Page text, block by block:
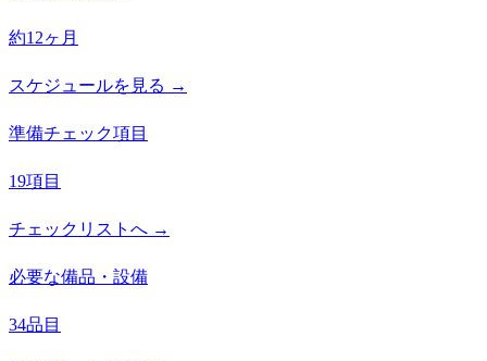
約12ヶ月
スケジュールを見る →
準備チェック項目
19項目
チェックリストへ →
必要な備品・設備
34品目